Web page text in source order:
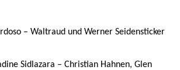
– Waltraud und Werner Seidensticker
Sidlazara – Christian Hahnen, Glen